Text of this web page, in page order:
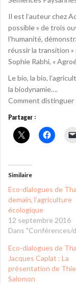
Il est l’auteur chez
possible » de trois
l’humanité,
réussir la transition »
Sophie Rabhi, «
Le bio, la bio,
la biodynamie….
Comment distinguer
Partager :
Similaire
Eco-dialogues de
demain, l’agriculture
écologique
12 septembre 2016
Dans "Conférences/
Eco-dialogues de
Jacques Caplat : La
présentation de
Salomon